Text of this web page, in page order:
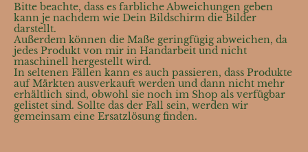
Bitte beachte, dass es farbliche Abweichungen geben
kann je nachdem wie Dein Bildschirm die Bilder
darstellt.
Außerdem können die Maße geringfügig abweichen, da
jedes Produkt von mir in Handarbeit und nicht
maschinell hergestellt wird.
In seltenen Fällen kann es auch passieren, dass Produkte
auf Märkten ausverkauft werden und dann nicht mehr
erhältlich sind, obwohl sie noch im Shop als verfügbar
gelistet sind. Sollte das der Fall sein, werden wir
gemeinsam eine Ersatzlösung finden.